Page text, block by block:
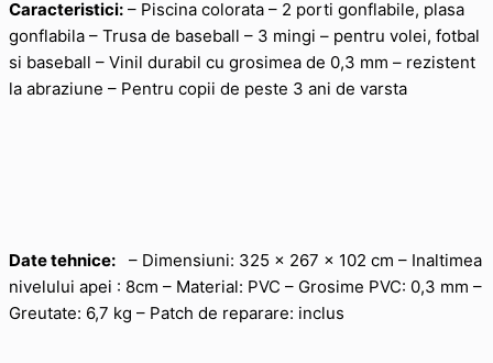
Caracteristici: – Piscina colorata – 2 porti gonflabile, plasa
gonflabila – Trusa de baseball – 3 mingi – pentru volei, fotbal
si baseball – Vinil durabil cu grosimea de 0,3 mm – rezistent
la abraziune – Pentru copii de peste 3 ani de varsta
Date tehnice: – Dimensiuni: 325 x 267 x 102 cm – Inaltimea
nivelului apei : 8cm – Material: PVC – Grosime PVC: 0,3 mm –
Greutate: 6,7 kg – Patch de reparare: inclus